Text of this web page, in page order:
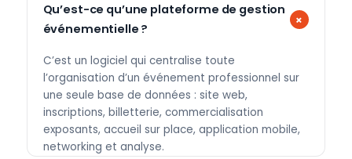
Qu’est-ce qu’une plateforme de gestion
événementielle ?
C’est un logiciel qui centralise toute
l’organisation d’un événement professionnel sur
une seule base de données : site web,
inscriptions, billetterie, commercialisation
exposants, accueil sur place, application mobile,
networking et analyse.